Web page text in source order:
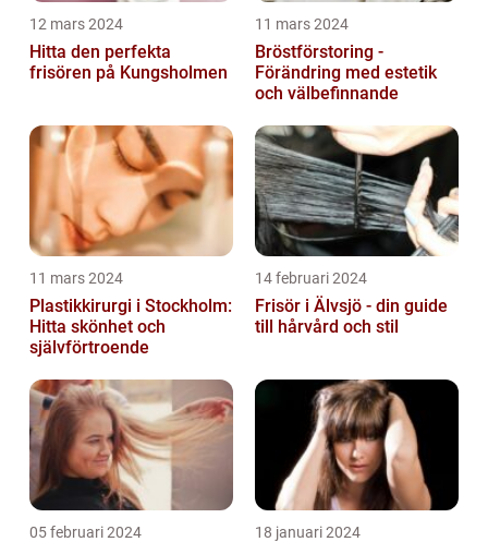
12 mars 2024
Hitta den perfekta
frisören på Kungsholmen
11 mars 2024
Bröstförstoring -
Förändring med estetik
och välbefinnande
11 mars 2024
Plastikkirurgi i Stockholm:
Hitta skönhet och
självförtroende
14 februari 2024
Frisör i Älvsjö - din guide
till hårvård och stil
05 februari 2024 18 januari 2024